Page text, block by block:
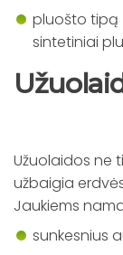
pluošto tipą
sintetiniai
Užuolaidos ne
užbaigia
Jaukiems
sunkesnius